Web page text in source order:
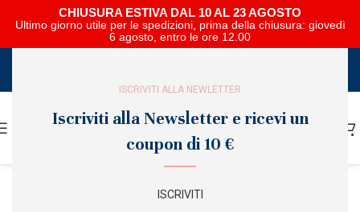
ISCRIVITI ALLA NEWLETTER
Iscriviti alla Newsletter e ricevi un
coupon di 10 €
ISCRIVITI
CHIUSURA ESTIVA DAL 10 AL 23 AGOSTO
Ultimo giorno utile per le spedizioni, prima della chiusura: giovedì
6 agosto, entro le ore 12.00